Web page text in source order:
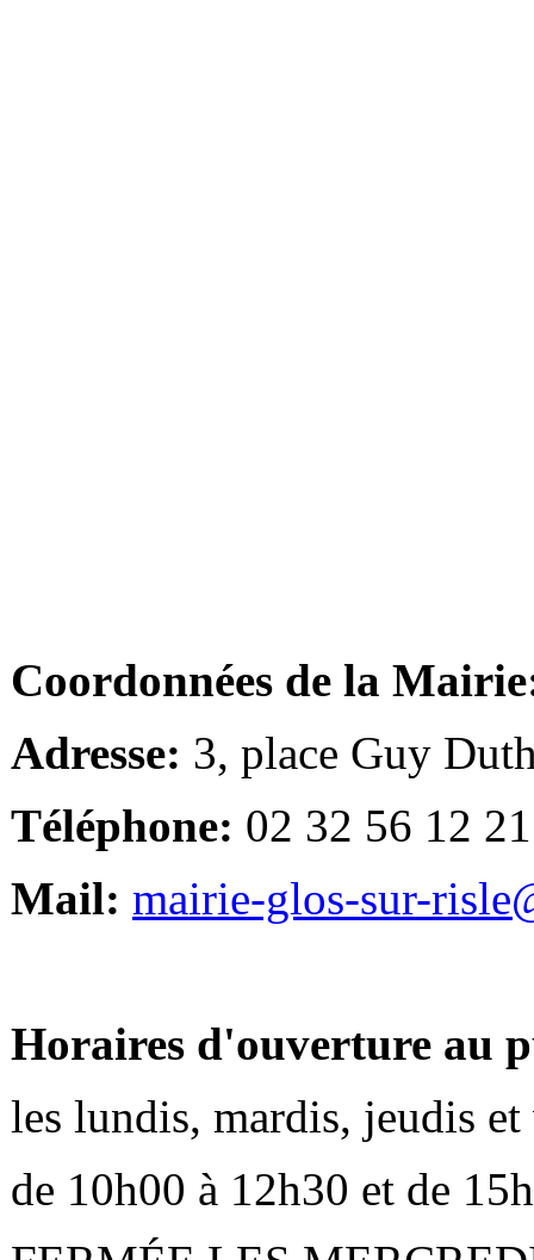
Coordonnées de la
Adresse: 3, place Guy
Téléphone: 02 32 56 12 21
Mail: mairie-glos-sur-
Horaires d'ouverture au
les lundis, mardis, jeudis et
de 10h00 à 12h30 et de